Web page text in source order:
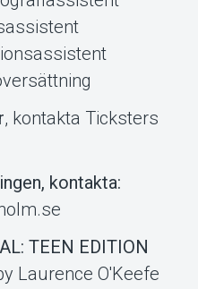
, kontakta Ticksters
kontakta:
TEEN EDITION
Laurence O'Keefe